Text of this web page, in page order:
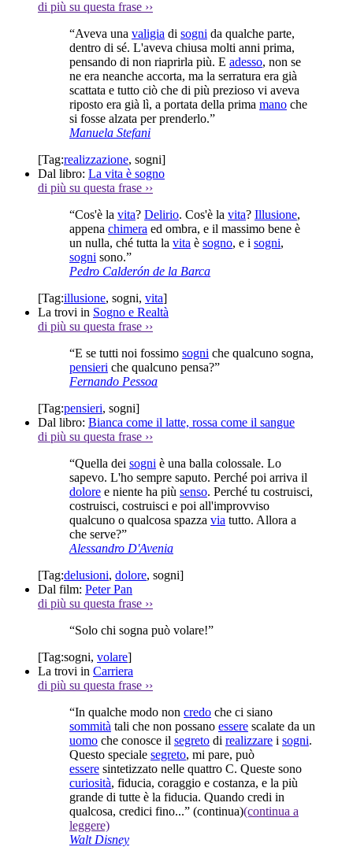
di più su questa frase ››
“Aveva una valigia di sogni da qualche parte,
dentro di sé. L'aveva chiusa molti anni prima,
pensando di non riaprirla più. E adesso, non se
ne era neanche accorta, ma la serratura era già
scattata e tutto ciò che di più prezioso vi aveva
riposto era già lì, a portata della prima mano che
si fosse alzata per prenderlo.”
Manuela Stefani
[Tag:realizzazione, sogni]
Dal libro: La vita è sogno
di più su questa frase ››
“Cos'è la vita? Delirio. Cos'è la vita? Illusione,
appena chimera ed ombra, e il massimo bene è
un nulla, ché tutta la vita è sogno, e i sogni,
sogni sono.”
Pedro Calderón de la Barca
[Tag:illusione, sogni, vita]
La trovi in Sogno e Realtà
di più su questa frase ››
“E se tutti noi fossimo sogni che qualcuno sogna,
pensieri che qualcuno pensa?”
Fernando Pessoa
[Tag:pensieri, sogni]
Dal libro: Bianca come il latte, rossa come il sangue
di più su questa frase ››
“Quella dei sogni è una balla colossale. Lo
sapevo. L'ho sempre saputo. Perché poi arriva il
dolore e niente ha più senso. Perché tu costruisci,
costruisci, costruisci e poi all'improvviso
qualcuno o qualcosa spazza via tutto. Allora a
che serve?”
Alessandro D'Avenia
[Tag:delusioni, dolore, sogni]
Dal film: Peter Pan
di più su questa frase ››
“Solo chi sogna può volare!”
[Tag:sogni, volare]
La trovi in Carriera
di più su questa frase ››
“In qualche modo non credo che ci siano
sommità tali che non possano essere scalate da un
uomo che conosce il segreto di realizzare i sogni.
Questo speciale segreto, mi pare, può
essere sintetizzato nelle quattro C. Queste sono
curiosità, fiducia, coraggio e costanza, e la più
grande di tutte è la fiducia. Quando credi in
qualcosa, credici fino...” (continua)(continua a
leggere)
Walt Disney